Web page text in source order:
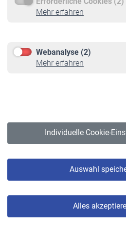
Mehr erfahren
Webanalyse (2)
Mehr erfahren
Individuelle Cookie-
Auswahl
Alles
Service
Informationen
Online-Rechner
VBLnewsletter
Erklärung zur Barrierefreiheit
© VBL 2026